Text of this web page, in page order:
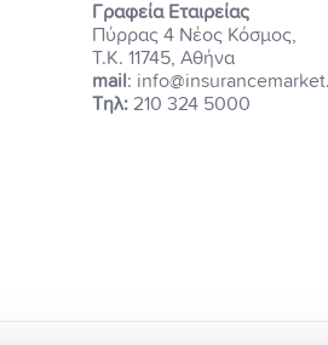
Γραφεία Εταιρείας
Πύρρας 4 Νέος Κόσμος,
Τ.Κ. 11745, Αθήνα
mail :
Τηλ: 210 324 5000